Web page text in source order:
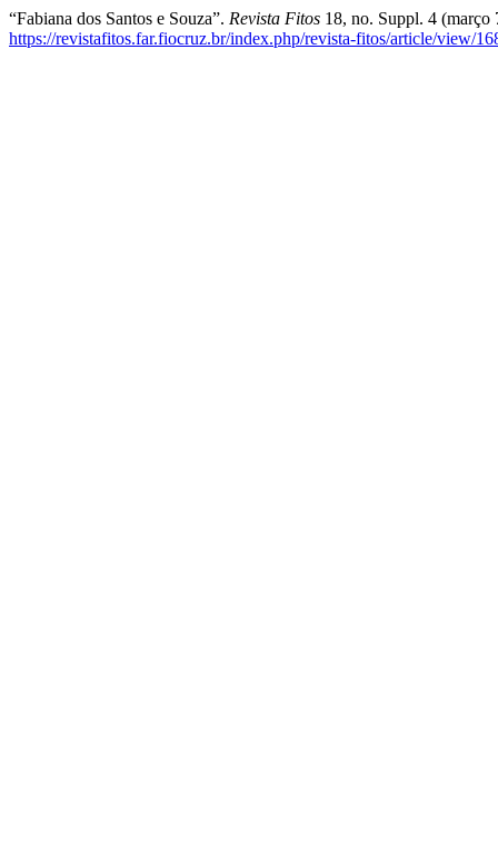
“Fabiana dos Santos e Souza”. Revista Fitos 18, no. Suppl. 4 (março
https://revistafitos.far.fiocruz.br/index.php/revista-fitos/article/view/